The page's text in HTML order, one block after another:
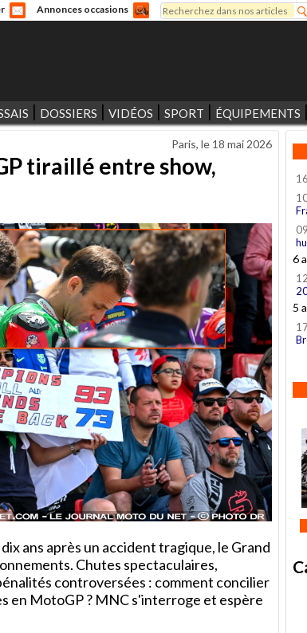
Annonces occasions
Formulaire de
Rechercher
DOSSIERS VIDÉOS SPORT ÉQUIPEMENTS
Paris, le 18 mai 2026
tiraillé entre show,
ans après un accident tragique, le Grand
Chutes spectaculaires,
controversées : comment concilier
en MotoGP ? MNC s'interroge et espère
6
5